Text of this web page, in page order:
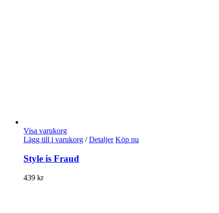
Visa varukorg
Lägg till i varukorg / Detaljer Köp nu
Style is Fraud
439 kr